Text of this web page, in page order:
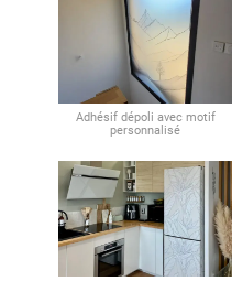
Adhésif dépoli avec motif
personnalisé